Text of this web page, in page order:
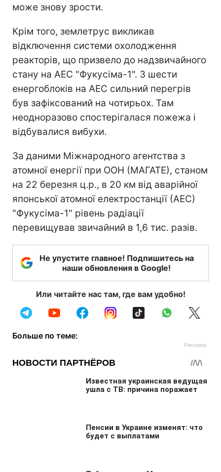
може знову зрости.
Крім того, землетрус викликав
відключення системи охолодження
реакторів, що призвело до надзвичайного
стану на АЕС "Фукусіма-1". З шести
енергоблоків на АЕС сильний перегрів
був зафіксований на чотирьох. Там
неодноразово спостерігалася пожежа і
відбувалися вибухи.
За даними Міжнародного агентства з
атомної енергії при ООН (МАГАТЕ), станом
на 22 березня ц.р., в 20 км від аварійної
японської атомної електростанції (АЕС)
"Фукусіма-1" рівень радіації
перевищував звичайний в 1,6 тис. разів.
Не упустите главное! Подпишитесь на
наши обновления в Google!
Или читайте нас там, где вам удобно!
Больше по теме: